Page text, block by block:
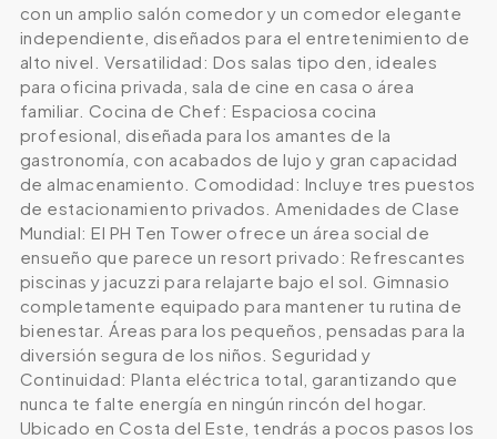
con un amplio salón comedor y un comedor elegante
independiente, diseñados para el entretenimiento de
alto nivel. Versatilidad: Dos salas tipo den, ideales
para oficina privada, sala de cine en casa o área
familiar. Cocina de Chef: Espaciosa cocina
profesional, diseñada para los amantes de la
gastronomía, con acabados de lujo y gran capacidad
de almacenamiento. Comodidad: Incluye tres puestos
de estacionamiento privados. Amenidades de Clase
Mundial: El PH Ten Tower ofrece un área social de
ensueño que parece un resort privado: Refrescantes
piscinas y jacuzzi para relajarte bajo el sol. Gimnasio
completamente equipado para mantener tu rutina de
bienestar. Áreas para los pequeños, pensadas para la
diversión segura de los niños. Seguridad y
Continuidad: Planta eléctrica total, garantizando que
nunca te falte energía en ningún rincón del hogar.
Ubicado en Costa del Este, tendrás a pocos pasos los